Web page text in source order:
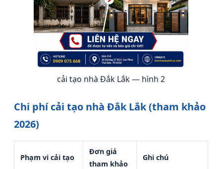
cải tạo nhà Đắk Lắk — hình 2
Chi phí cải tạo nhà Đắk Lắk (tham khảo
2026)
Phạm vi cải tạo
Đơn giá
tham khảo
Ghi chú